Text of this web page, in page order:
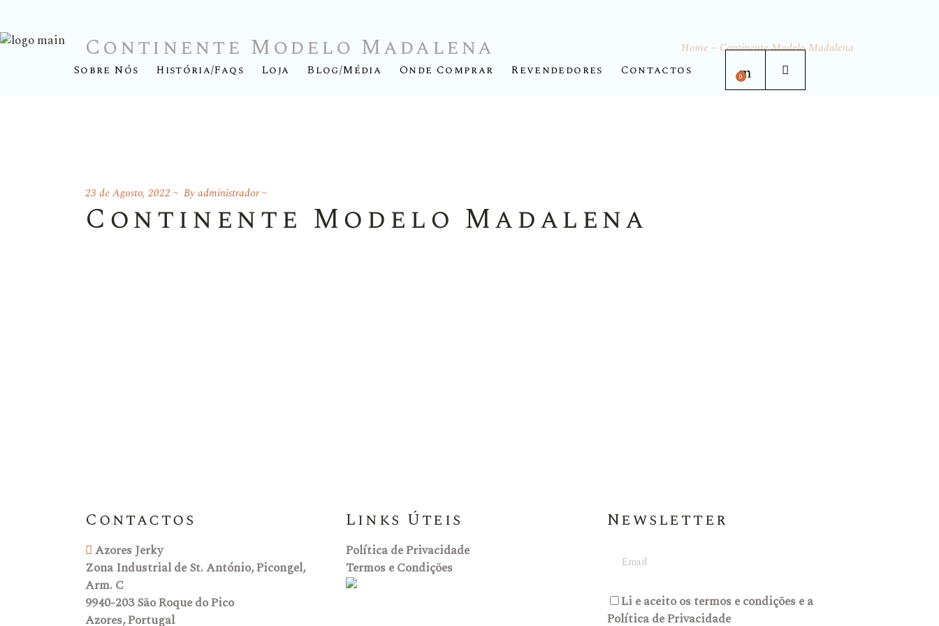
Sobre Nós História/Faqs Loja Blog/Média Onde Comprar Revendedores Contactos 0
Continente Modelo Madalena Home Continente Modelo Madalena
23 de Agosto, 2022 Byadministrador
Continente Modelo Madalena
Contactos
Azores Jerky
Zona Industrial de St. António, Picongel,
Arm. C
9940-203 São Roque do Pico
Azores, Portugal
Links Úteis
Política de Privacidade
Termos e Condições
Newsletter
Li e aceito ostermos e condições e a
Política de Privacidade